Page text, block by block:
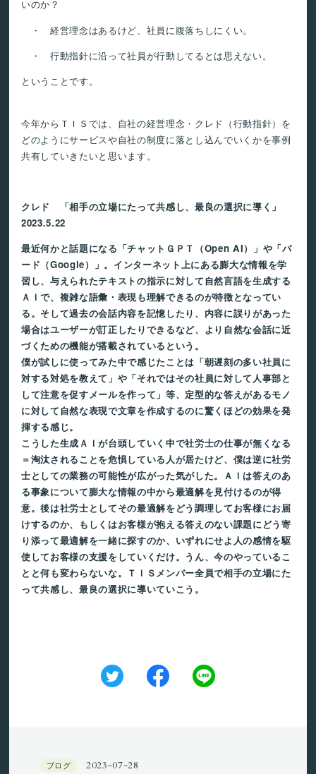
いのか？
・ 経営理念はあるけど、社員に腹落ちしにくい。
・ 行動指針に沿って社員が行動してるとは思えない。
ということです。
今年からＴＩＳでは、自社の経営理念・クレド（行動指針）を
どのようにサービスや自社の制度に落とし込んでいくかを事例
共有していきたいと思います。
クレド 「相手の立場にたって共感し、最良の選択に導く」
2023.5.22
最近何かと話題になる「チャットＧＰＴ（Open AI）」や「バ
ード（Google）」。インターネット上にある膨大な情報を学
習し、与えられたテキストの指示に対して自然言語を生成する
ＡＩで、複雑な語彙・表現も理解できるのが特徴となってい
る。そして過去の会話内容を記憶したり、内容に誤りがあった
場合はユーザーが訂正したりできるなど、より自然な会話に近
づくための機能が搭載されているという。
僕が試しに使ってみた中で感じたことは「朝遅刻の多い社員に
対する対処を教えて」や「それではその社員に対して人事部と
して注意を促すメールを作って」等、定型的な答えがあるモノ
に対して自然な表現で文章を作成するのに驚くほどの効果を発
揮する感じ。
こうした生成ＡＩが台頭していく中で社労士の仕事が無くなる
＝淘汰されることを危惧している人が居たけど、僕は逆に社労
士としての業務の可能性が広がった気がした。ＡＩは答えのあ
る事象について膨大な情報の中から最適解を見付けるのが得
意。後は社労士としてその最適解をどう調理してお客様にお届
けするのか、もしくはお客様が抱える答えのない課題にどう寄
り添って最適解を一緒に探すのか、いずれにせよ人の感情を駆
使してお客様の支援をしていくだけ。うん、今のやっているこ
とと何も変わらないな。ＴＩＳメンバー全員で相手の立場にた
って共感し、最良の選択に導いていこう。
ブログ 2023-07-28